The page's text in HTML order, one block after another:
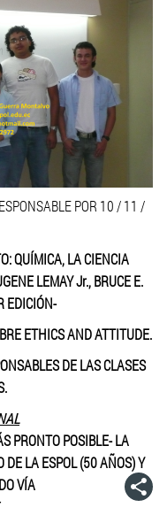
POR 10 / 11 /
QUÍMICA, LA CIENCIA
LEMAY Jr., BRUCE E.
EDICIÓN-
ETHICS AND ATTITUDE.
DE LAS CLASES
PRONTO POSIBLE- LA
LA ESPOL (50 AÑOS) Y
VÍA